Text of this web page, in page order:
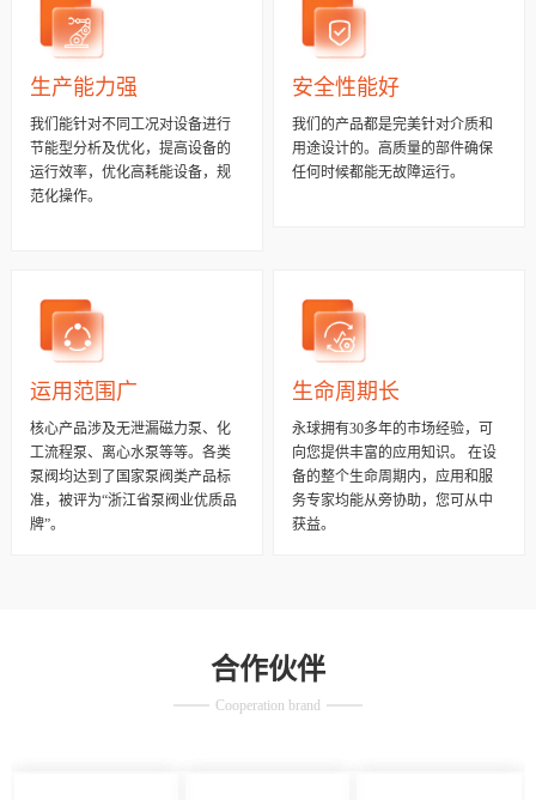
生产能力强
我们能针对不同工况对设备进行
节能型分析及优化，提高设备的
运行效率，优化高耗能设备，规
范化操作。
安全性能好
我们的产品都是完美针对介质和
用途设计的。高质量的部件确保
任何时候都能无故障运行。
运用范围广
核心产品涉及无泄漏磁力泵、化
工流程泵、离心水泵等等。各类
泵阀均达到了国家泵阀类产品标
准，被评为“浙江省泵阀业优质品
牌”。
生命周期长
永球拥有30多年的市场经验，可
向您提供丰富的应用知识。 在设
备的整个生命周期内，应用和服
务专家均能从旁协助，您可从中
获益。
合作伙伴
Cooperation brand